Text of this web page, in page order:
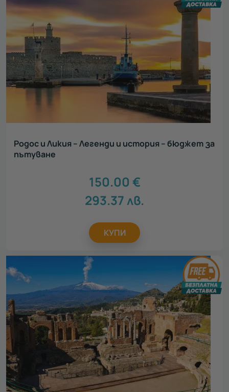
Родос и Ликия – Легенди и история – бюджет за
пътуване
150.00 €
293.37лв.
КУПИ